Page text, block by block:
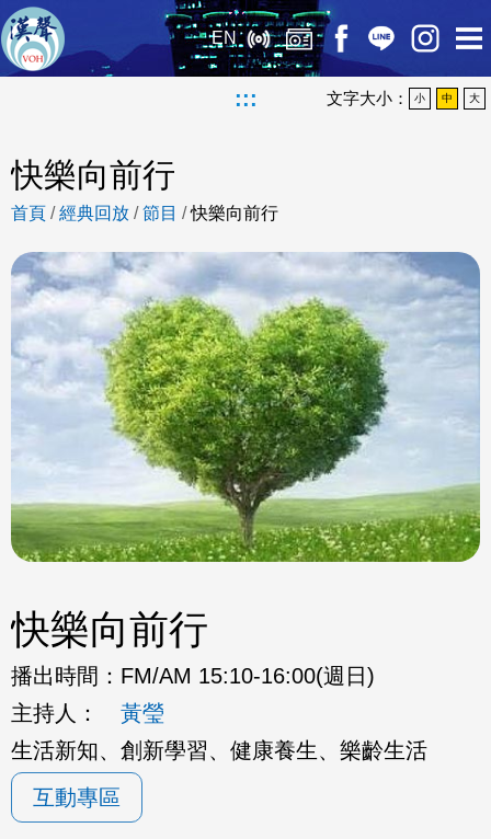
EN
::: 文字大小： 小 中 大
快樂向前行
首頁 /經典回放 /節目 /快樂向前行
快樂向前行
播出時間： FM/AM 15:10-16:00(週日)
主持人：
黃瑩
生活新知、創新學習、健康養生、樂齡生活
互動專區